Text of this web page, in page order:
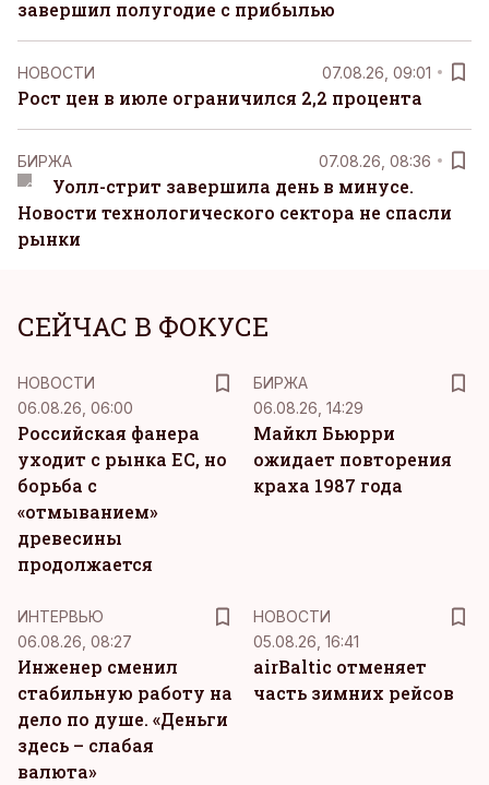
завершил полугодие с прибылью
НОВОСТИ 07.08.26, 09:01
Рост цен в июле ограничился 2,2 процента
БИРЖА 07.08.26, 08:36
Уолл-стрит завершила день в минусе.
Новости технологического сектора не спасли
рынки
СЕЙЧАС В ФОКУСЕ
НОВОСТИ
06.08.26, 06:00
Российская фанера
уходит с рынка ЕС, но
борьба с
«отмыванием»
древесины
продолжается
БИРЖА
06.08.26, 14:29
Майкл Бьюрри
ожидает повторения
краха 1987 года
ИНТЕРВЬЮ
06.08.26, 08:27
Инженер сменил
стабильную работу на
дело по душе. «Деньги
здесь – слабая
валюта»
НОВОСТИ
05.08.26, 16:41
airBaltic отменяет
часть зимних рейсов